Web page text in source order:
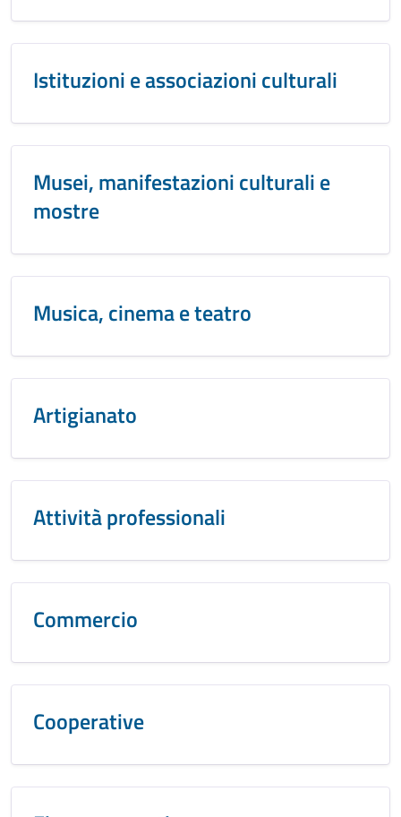
Istituzioni e associazioni culturali
Musei, manifestazioni culturali e
mostre
Musica, cinema e teatro
Artigianato
Attività professionali
Commercio
Cooperative